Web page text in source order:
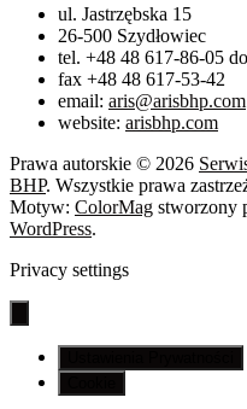
ul. Jastrzębska 15
26-500 Szydłowiec
tel. +48 48 617-86-05
fax +48 48 617-53-42
email: aris@arisbhp.com
website: arisbhp.com
Prawa autorskie © 2026
BHP. Wszystkie prawa
Motyw: ColorMag stworzony
WordPress.
Privacy settings